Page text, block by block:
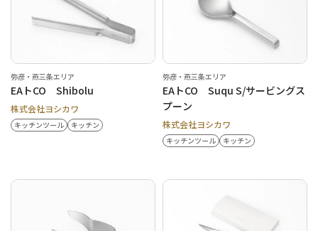
弥彦・燕三条エリア
EAトCO Shibolu
株式会社ヨシカワ
キッチンツール キッチン
弥彦・燕三条エリア
EAトCO Suqu S/サービングス
プーン
株式会社ヨシカワ
キッチンツール キッチン